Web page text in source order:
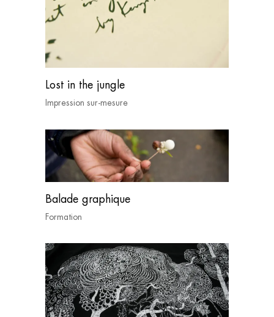
Lost in the jungle
Impression sur-mesure
Balade graphique
Formation